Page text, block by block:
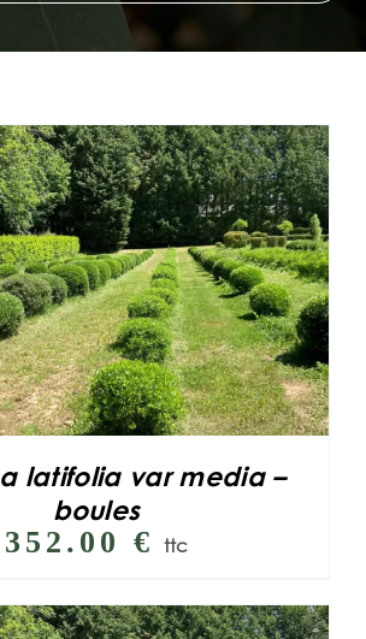
latifolia var media –
boules
352.00 € ttc